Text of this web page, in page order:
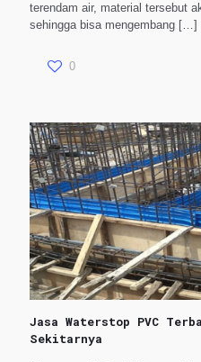
terendam air, material tersebut
sehingga bisa mengembang […]
0
Jasa Waterstop PVC
Sekitarnya